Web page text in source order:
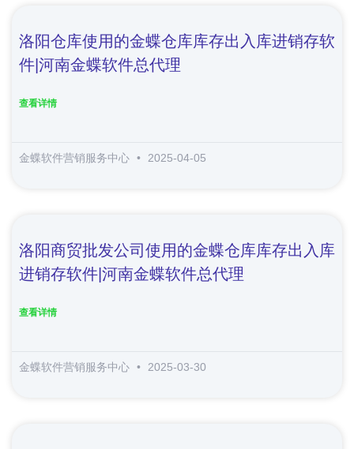
洛阳仓库使用的金蝶仓库库存出入库进销存软
件|河南金蝶软件总代理
查看详情
金蝶软件营销服务中心 2025-04-05
洛阳商贸批发公司使用的金蝶仓库库存出入库
进销存软件|河南金蝶软件总代理
查看详情
金蝶软件营销服务中心 2025-03-30